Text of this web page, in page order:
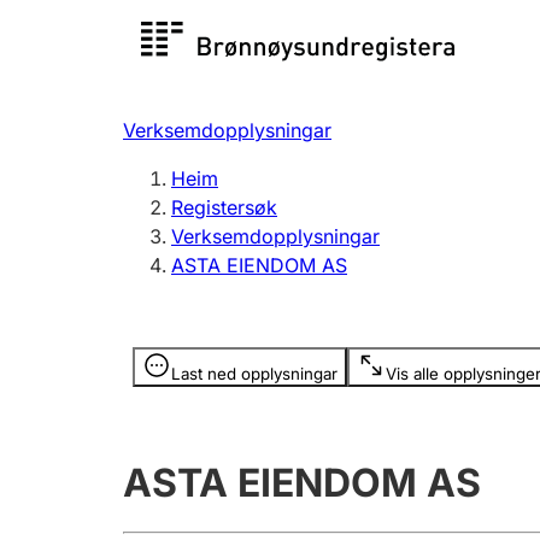
Registersøk
Registrere, endre, slette
Verksemdopplysningar
Heim
Registersøk
Verksemdopplysningar
ASTA EIENDOM AS
Last ned opplysningar Vis alle opplysninger
Opplysninger er skjult
ASTA EIENDOM AS